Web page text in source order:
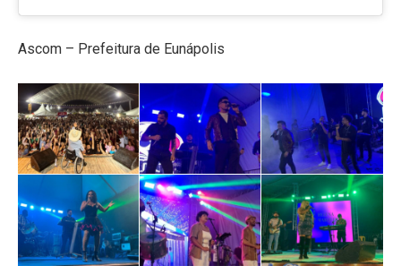
Ascom – Prefeitura de Eunápolis